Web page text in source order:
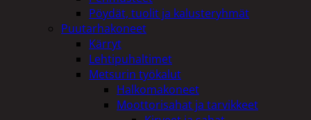
Pöydät, tuolit ja kalusteryhmät
Puutarhakoneet
Kärryt
Lehtipuhaltimet
Metsurin työkalut
Halkomakoneet
Moottorisahat ja tarvikkeet